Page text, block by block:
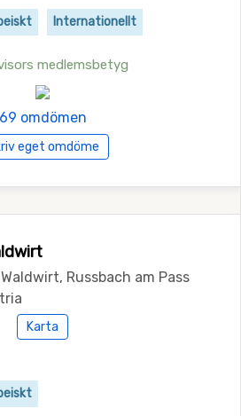
Internationellt
medlemsbetyg
69 omdömen
eget omdöme
Russbach am Pass
Karta